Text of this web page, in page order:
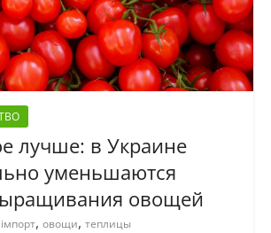
лучше: в Украине
уменьшаются
овощей
імпорт, овощи, теплицы